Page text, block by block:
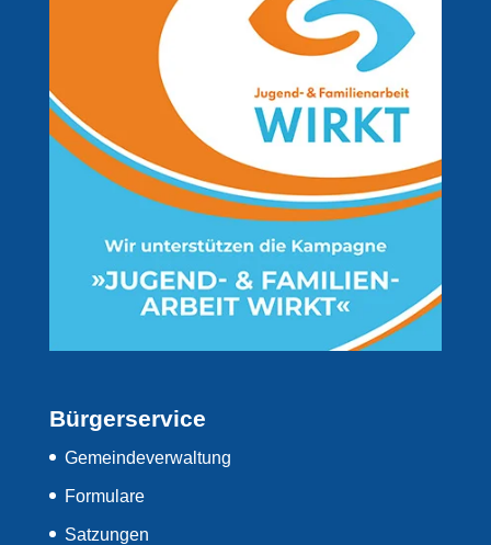
Bürgerservice
Gemeindeverwaltung
Formulare
Satzungen